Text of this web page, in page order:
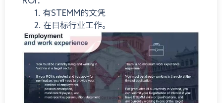
1. 有STEMM的文凭
2. 在目标行业工作。